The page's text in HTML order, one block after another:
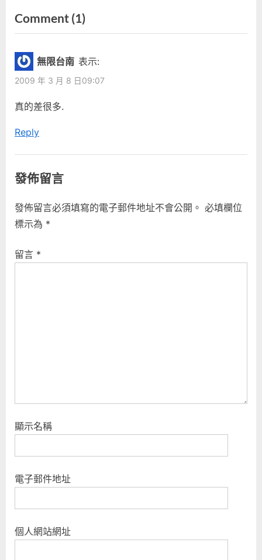
章
導
覽
e
v
i
o
u
s
o
:
t
Comment (1)on
“果
然
無限台南 表示:
2009 年 3 月 8 日09:07
真的差很多.
Reply
發佈留言
發佈留言必須填寫的電子郵件地址不會公開。 必填欄位
標示為 *
留言 *
顯示名稱
電子郵件地址
個人網站網址